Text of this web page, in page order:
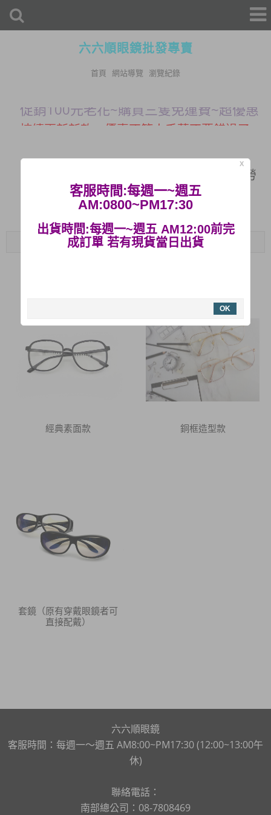
六六順眼鏡批發專賣
首頁 網站導覽 瀏覽紀錄
促銷100元老花~購買三隻免運費~超優惠
持續更新新款，優惠不等人千萬不要錯過了 !!
免運哦
購買眼鏡附贈眼鏡布及眼鏡袋
提供商店批發，亦有眼鏡架等等可供
參考
促銷100元老花~購買三隻免運費~超優惠
免運哦
購買眼鏡附贈眼鏡布及眼鏡袋
提供商店批發，亦有眼鏡架等等可供
濾藍光鏡片專區｜3C族減緩眼睛疲勞
Menu
經典素面款 銅框造型款
套鏡（原有穿戴眼鏡者可
直接配戴）
六六順眼鏡
客服時間：每週一～週五 AM8:00~PM17:30 (12:00~13:00午
休)
聯絡電話：
南部總公司：08-7808469
X
客服時間:每週一~週五
AM:0800~PM17:30
出貨時間:每週一~週五 AM12:00前完
成訂單 若有現貨當日出貨
OK